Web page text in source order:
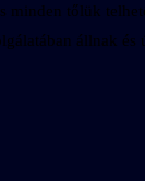
tőlük
állnak